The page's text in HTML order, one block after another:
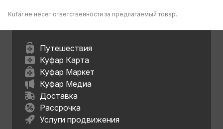
Kufar не несет ответственности за предлагаемый товар.
Путешествия
Куфар Карта
Куфар Маркет
Куфар Медиа
Доставка
Рассрочка
Услуги продвижения